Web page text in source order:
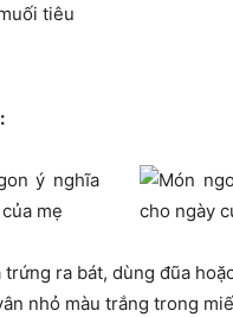
tiêu
ra bát, dùng đũa
nhỏ màu trắng trong